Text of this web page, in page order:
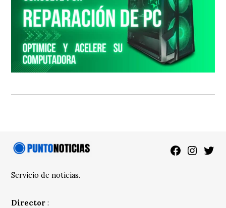
Facebook
Servicio de noticias.
Director :